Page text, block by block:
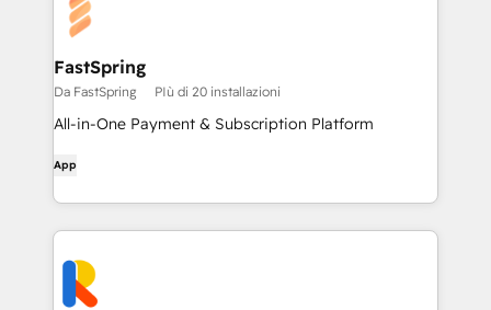
FastSpring
Da FastSpring PIù di 20 installazioni
All-in-One Payment & Subscription Platform
App